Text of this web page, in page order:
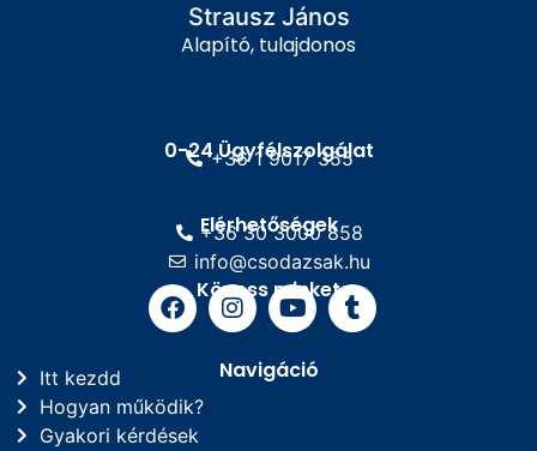
Strausz János
Alapító, tulajdonos
0-24 Ügyfélszolgálat
+36 1 9017 355
Elérhetőségek
+36 30 3000 858
info@csodazsak.hu
Kövess minket
Navigáció
Itt kezdd
Hogyan működik?
Gyakori kérdések